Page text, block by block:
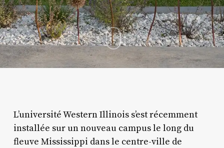
L’université Western Illinois s’est récemment
installée sur un nouveau campus le long du
fleuve Mississippi dans le centre-ville de